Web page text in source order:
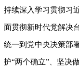
持续深入学习贯彻习
面贯彻新时代党解决
统一到党中央决策部
护“两个确立”、坚决